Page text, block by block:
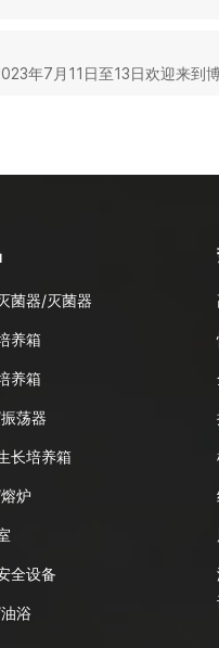
年7月11日至13日欢迎来到
菌器/灭菌器
养箱
养箱
荡器
长培养箱
炉
全设备
浴